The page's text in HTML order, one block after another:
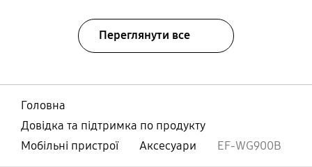
Переглянути все
Головна
Довідка та підтримка по продукту
Мобільні пристрої
Аксесуари EF-WG900B